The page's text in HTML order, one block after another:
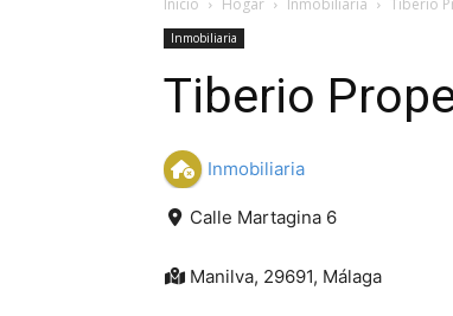
Inicio Hogar Inmobiliaria Tiberio
Inmobiliaria
Tiberio
Inmobiliaria
Calle Martagina 6
Manilva, 29691, Málaga